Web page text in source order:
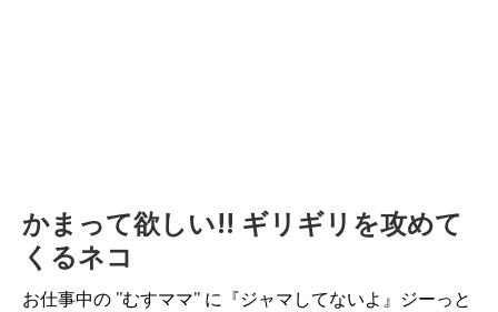
かまって欲しい!! ギリギリを攻めて
くるネコ
お仕事中の ”むすママ” に『ジャマしてないよ』ジーっと